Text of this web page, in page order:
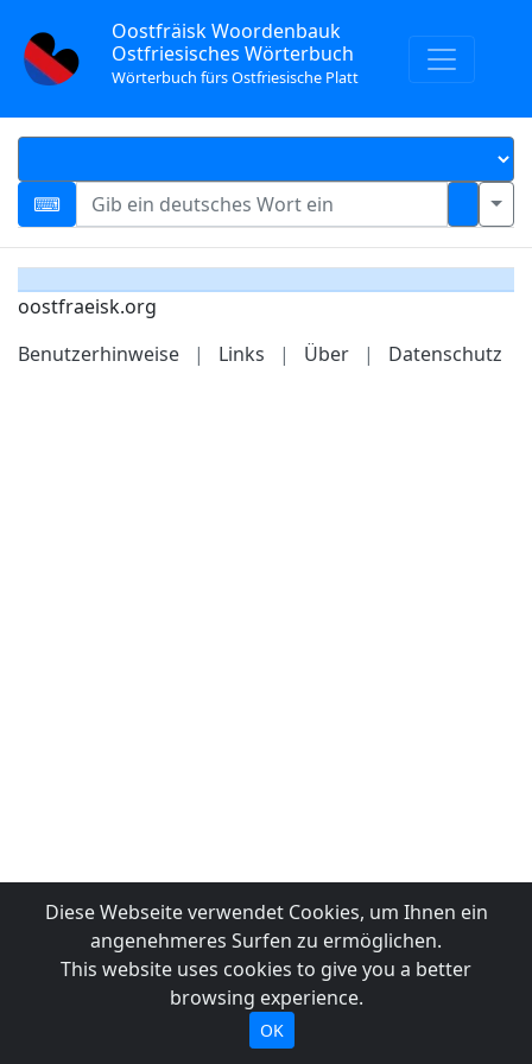
Oostfräisk Woordenbauk
Ostfriesisches Wörterbuch
Wörterbuch fürs Ostfriesische Platt
oostfraeisk.org
Benutzerhinweise
| Links | Über | Datenschutz
Diese Webseite verwendet Cookies, um Ihnen ein
angenehmeres Surfen zu ermöglichen.
This website uses cookies to give you a better
browsing experience.
OK